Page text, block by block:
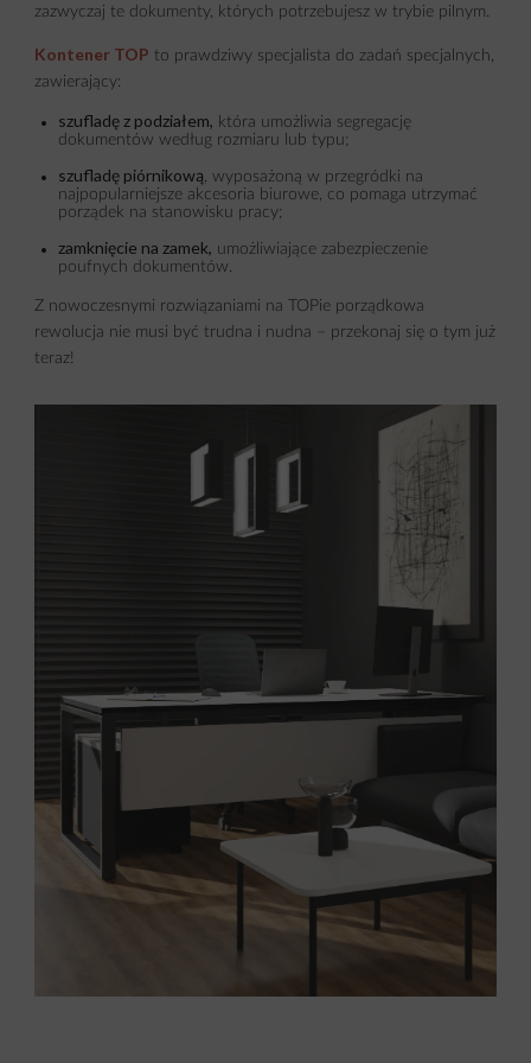
zazwyczaj te dokumenty, których potrzebujesz w trybie pilnym.
Kontener TOP to prawdziwy specjalista do zadań specjalnych,
zawierający:
szufladę z podziałem, która umożliwia segregację
dokumentów według rozmiaru lub typu;
szufladę piórnikową, wyposażoną w przegródki na
najpopularniejsze akcesoria biurowe, co pomaga utrzymać
porządek na stanowisku pracy;
zamknięcie na zamek, umożliwiające zabezpieczenie
poufnych dokumentów.
Z nowoczesnymi rozwiązaniami na TOPie porządkowa
rewolucja nie musi być trudna i nudna – przekonaj się o tym już
teraz!